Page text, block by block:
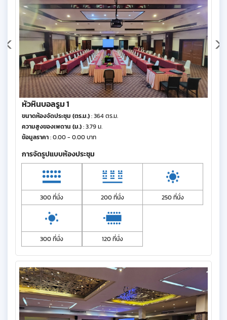
หัวหินบอลรูม 1
ขนาดห้องจัดประชุม (ตร.ม.): 364 ตร.ม.
ความสูงของเพดาน (ม.): 3.79 ม.
ข้อมูลราคา: 0.00 - 0.00 บาท
การจัดรูปแบบห้องประชุม
300 ที่นั่ง 200 ที่นั่ง 250 ที่นั่ง
300 ที่นั่ง 120 ที่นั่ง